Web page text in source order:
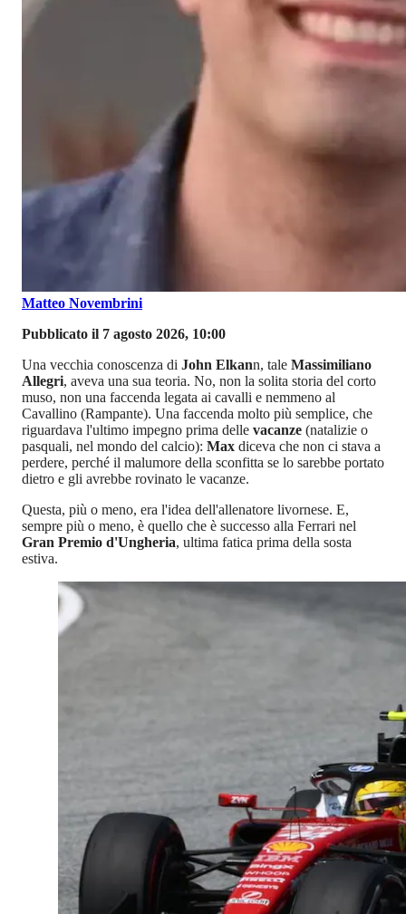
Matteo Novembrini
Pubblicato il 7 agosto 2026, 10:00
Una vecchia conoscenza di John Elkann, tale Massimiliano
Allegri, aveva una sua teoria. No, non la solita storia del corto
muso, non una faccenda legata ai cavalli e nemmeno al
Cavallino (Rampante). Una faccenda molto più semplice, che
riguardava l'ultimo impegno prima delle vacanze (natalizie o
pasquali, nel mondo del calcio): Max diceva che non ci stava a
perdere, perché il malumore della sconfitta se lo sarebbe portato
dietro e gli avrebbe rovinato le vacanze.
Questa, più o meno, era l'idea dell'allenatore livornese. E,
sempre più o meno, è quello che è successo alla Ferrari nel
Gran Premio d'Ungheria, ultima fatica prima della sosta
estiva.